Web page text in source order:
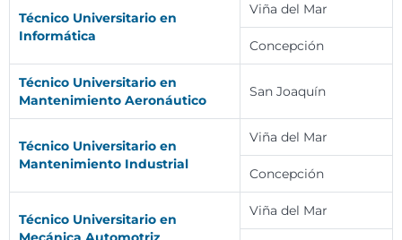
Técnico Universitario en
Informática
Viña del Mar
Concepción
Técnico Universitario en
Mantenimiento Aeronáutico
San Joaquín
Técnico Universitario en
Mantenimiento Industrial
Viña del Mar
Concepción
Técnico Universitario en
Viña del Mar